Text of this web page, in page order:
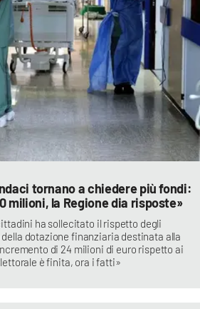
tornano a chiedere più fondi:
milioni, la Regione dia risposte»
ha sollecitato il rispetto degli
della dotazione finanziaria destinata alla
di 24 milioni di euro rispetto ai
è finita, ora i fatti»